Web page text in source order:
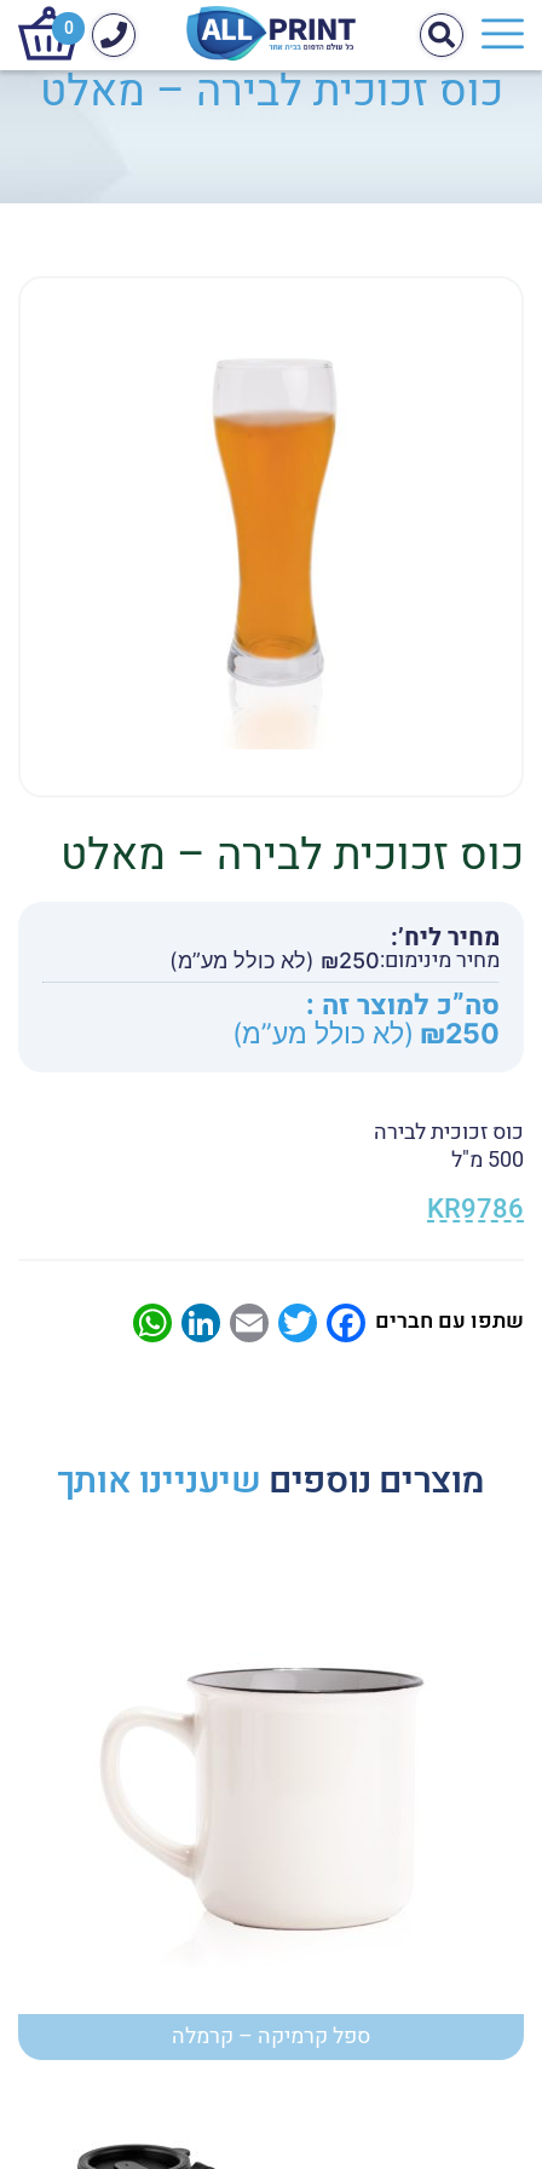
0
כוס זכוכית לבירה – מאלט
כוס זכוכית לבירה – מאלט
מחיר ליח’:
מחיר מינימום: ₪250 (לא כולל מע”מ)
סה”כ למוצר זה :
₪250 (לא כולל מע”מ)
כוס זכוכית לבירה
500 מ"ל
KR9786
שתפו עם חברים Facebook
Twitter
Email
LinkedIn
מוצרים נוספים שיעניינו אותך
ספל קרמיקה – קרמלה